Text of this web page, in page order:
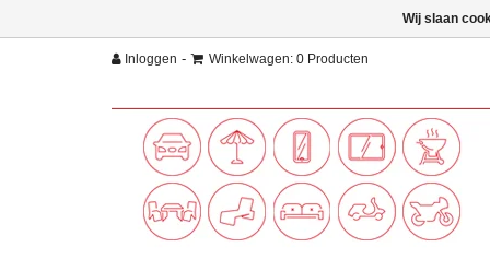
Inloggen - Winkelwagen: 0 Producten
Wij slaan